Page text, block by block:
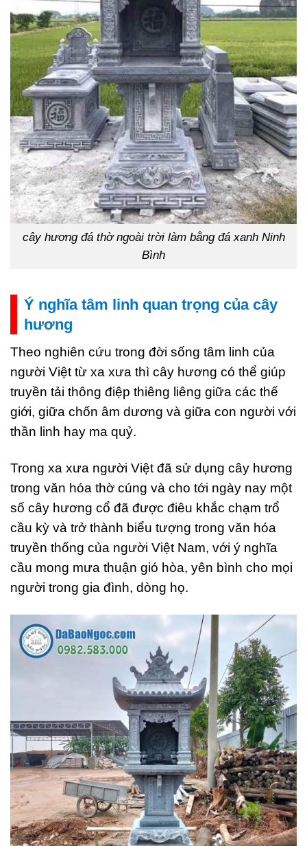
cây hương đá thờ ngoài trời làm bằng đá xanh Ninh
Bình
Ý nghĩa tâm linh quan trọng của cây
hương
Theo nghiên cứu trong đời sống tâm linh của
người Việt từ xa xưa thì cây hương có thể giúp
truyền tải thông điệp thiêng liêng giữa các thế
giới, giữa chốn âm dương và giữa con người với
thần linh hay ma quỷ.
Trong xa xưa người Việt đã sử dụng cây hương
trong văn hóa thờ cúng và cho tới ngày nay một
số cây hương cổ đã được điêu khắc chạm trổ
cầu kỳ và trở thành biểu tượng trong văn hóa
truyền thống của người Việt Nam, với ý nghĩa
cầu mong mưa thuận gió hòa, yên bình cho mọi
người trong gia đình, dòng họ.